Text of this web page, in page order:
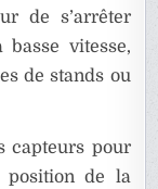
de s’arrêter
vitesse,
de stands ou
capteurs pour
de la